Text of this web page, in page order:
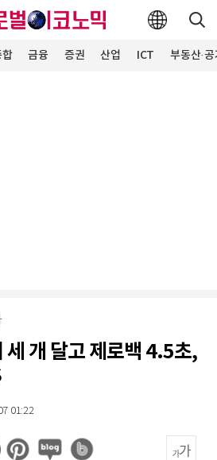
금융 증권 산업 ICT 부동산·
세 개 달고 제로백 4.5초,
01:22